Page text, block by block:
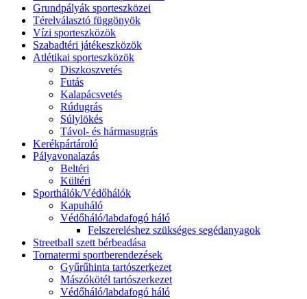
Grundpályák sporteszközei
Térelválasztó függönyök
Vízi sporteszközök
Szabadtéri játékeszközök
Atlétikai sporteszközök
Diszkoszvetés
Futás
Kalapácsvetés
Rúdugrás
Súlylökés
Távol- és hármasugrás
Kerékpártároló
Pályavonalazás
Beltéri
Kültéri
Sporthálók/Védőhálók
Kapuháló
Védőháló/labdafogó háló
Felszereléshez szükséges segédanyagok
Streetball szett bérbeadása
Tornatermi sportberendezések
Gyűrűhinta tartószerkezet
Mászókötél tartószerkezet
Védőháló/labdafogó háló